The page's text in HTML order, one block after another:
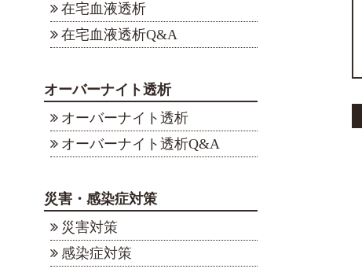
在宅血液透析
在宅血液透析Q&A
オーバーナイト透析
オーバーナイト透析
オーバーナイト透析Q&A
災害・感染症対策
災害対策
感染症対策